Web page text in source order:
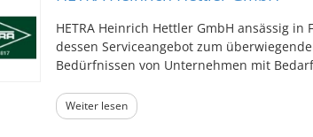
HETRA Heinrich Hettler GmbH ansässig
dessen Serviceangebot zum
Bedürfnissen von Unternehmen mit
Weiter lesen